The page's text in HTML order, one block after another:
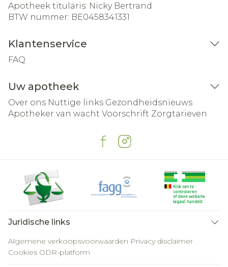
Apotheek titularis: Nicky Bertrand
BTW nummer: BE0458341331
Klantenservice
FAQ
Uw apotheek
Over ons Nuttige links Gezondheidsnieuws
Apotheker van wacht Voorschrift Zorgtarieven
Juridische links
Algemene verkoopsvoorwaarden Privacy disclaimer
Cookies ODR-platform